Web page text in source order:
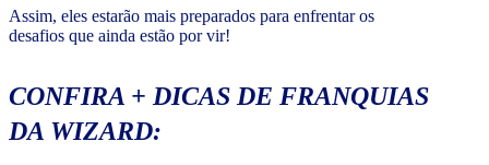
Assim, eles estarão mais preparados para enfrentar os
desafios que ainda estão por vir!
CONFIRA + DICAS DE FRANQUIAS
DA WIZARD: